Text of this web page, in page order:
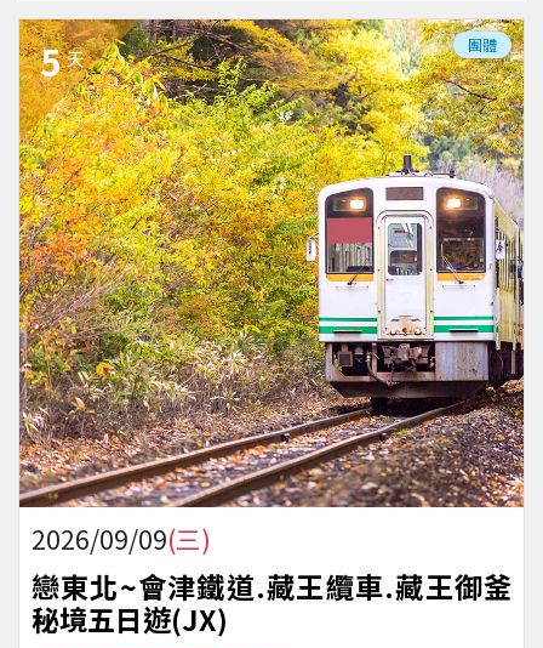
5 天
團體
2026/09/09(三)
戀東北~會津鐵道.藏王纜車.藏王御釜
秘境五日遊(JX)